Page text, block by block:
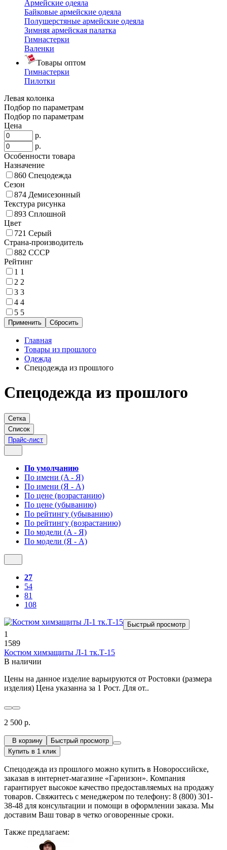
Армейские одеяла
Байковые армейские одеяла
Полушерстяные армейские одеяла
Зимняя армейская палатка
Гимнастерки
Валенки
Товары оптом
Гимнастерки
Пилотки
Левая колонка
Подбор по параметрам
Подбор по параметрам
Цена
р.
р.
Особенности товара
Назначение
860 Спецодежда
Сезон
874 Демисезонный
Текстура рисунка
893 Сплошной
Цвет
721 Серый
Страна-производитель
882 СССР
Рейтинг
1 1
2 2
3 3
4 4
5 5
Главная
Товары из прошлого
Одежда
Спецодежда из прошлого
Спецодежда из прошлого
Сетка
Список
Прайс-лист
По умолчанию
По имени (A - Я)
По имени (Я - A)
По цене (возрастанию)
По цене (убыванию)
По рейтингу (убыванию)
По рейтингу (возрастанию)
По модели (A - Я)
По модели (Я - A)
27
54
81
108
Быстрый просмотр
1
1589
Костюм химзащиты Л-1 тк.Т-15
В наличии
Цены на данное изделие варьируются от Ростовки (размера
изделия) Цена указанна за 1 Рост. Для от..
2 500 р.
В корзину
Быстрый просмотр
Купить в 1 клик
Спецодежда из прошлого можно купить в Новороссийске,
заказав в интернет-магазине «Гарнизон». Компания
гарантирует высокое качество предоставляемых на продажу
товаров. Свяжитесь с менеджером по телефону: 8 (800) 301-
38-48 для консультации и помощи в оформлении заказа. Мы
доставим Ваш товар в четко оговоренные сроки.
Также предлагаем: